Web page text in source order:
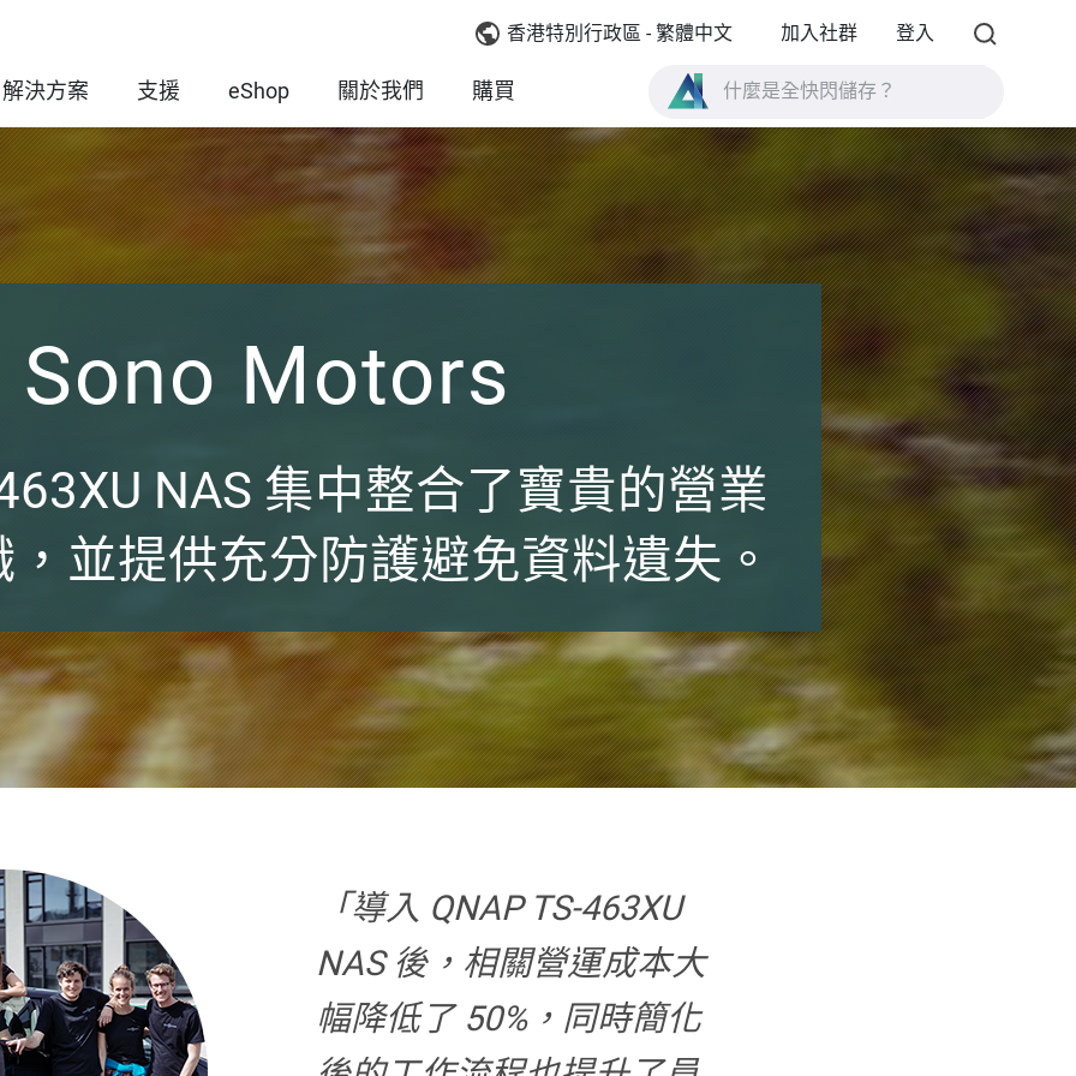
香港特別行政區 - 繁體中文 加入社群 登入
解決方案 支援 eShop 關於我們 購買
什麼是全快閃儲存？
什麼是 High Availability ？
TVS-AIh1688ATX 產品規格？
什麼是全快閃儲存？
Sono Motors
NAS 集中整合了寶貴的營業
並提供充分防護避免資料遺失。
「導入 QNAP TS-463XU
NAS 後，相關營運成本大
幅降低了 50%，同時簡化